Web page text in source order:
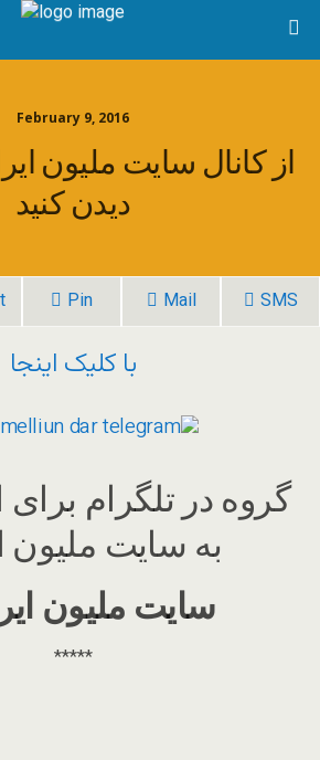
February 9, 2016
از کانال سایت ملیون
دیدن کنید
Pin Mail SMS
با کلیک اینجا
گروه در تلگرام برای
به سایت ملیون
@سایت ملیون
*****